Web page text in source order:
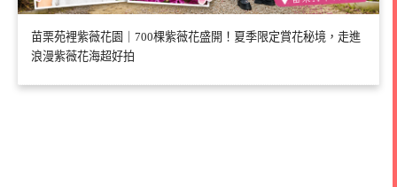
苗栗苑裡紫薇花園｜700棵紫薇花盛開！夏季限定賞花秘境，走進
浪漫紫薇花海超好拍